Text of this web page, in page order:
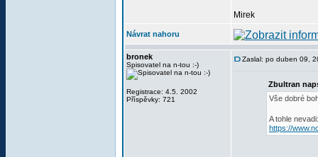
Mirek
Návrat nahoru
bronek
Spisovatel na n-tou :-)
Registrace: 4.5. 2002
Příspěvky: 721
Zaslal: po duben 09,
Zbultran
Vše dobré
A tohle nevadi:
https://